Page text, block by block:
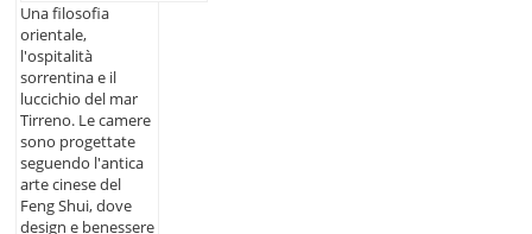
Una filosofia
orientale,
l'ospitalità
sorrentina e il
luccichio del mar
Tirreno. Le camere
sono progettate
seguendo l'antica
arte cinese del
Feng Shui, dove
design e benessere